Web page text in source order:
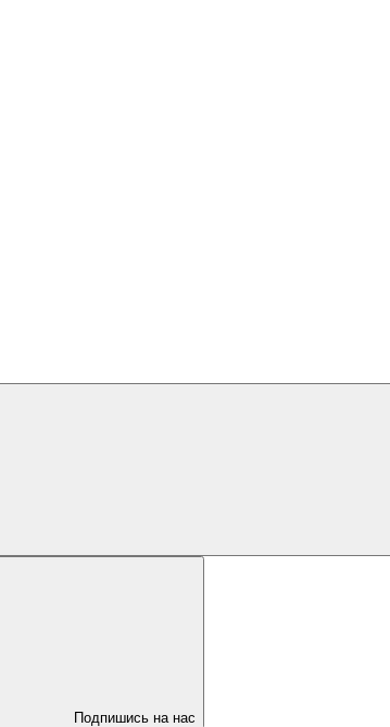
Подпишись на нас